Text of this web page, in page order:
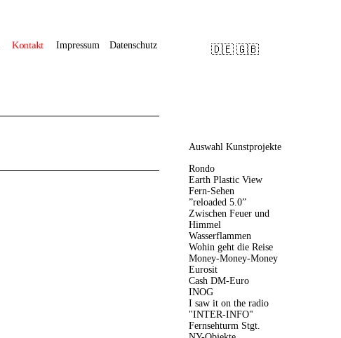
Kontakt Impressum Datenschutz 🇩🇪 🇬🇧
überspringenAuswahl Kunstprojekte
Rondo
Earth Plastic View
Fern-Sehen
”reloaded 5.0”
Zwischen Feuer und
Himmel
Wasserflammen
Wohin geht die Reise
Money-Money-Money
Eurosit
Cash DM-Euro
INOG
I saw it on the radio
"INTER-INFO"
Fernsehturm Stgt.